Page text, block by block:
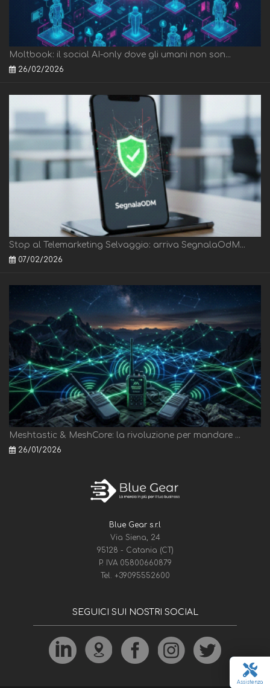
Assistenza
Moltbook: il social AI-only dove gli umani non son...
26/02/2026
Stop al Telemarketing Selvaggio: arriva SegnalaOdM...
07/02/2026
Meshtastic & MeshCore: la rivoluzione per mandare ...
26/01/2026
Blue Gear s.r.l
Via Siena, 24
95128 - Catania (CT)
P. IVA 05800660879
Tel.
+39095552600
SEGUICI SUI NOSTRI SOCIAL